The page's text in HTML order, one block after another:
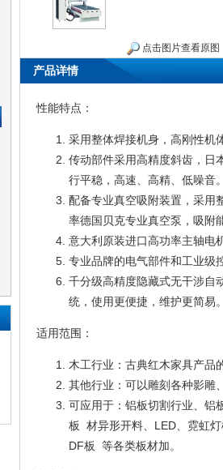
点击图片查看原图
产品详情
性能特点：
采用整体焊接机身，高刚性机
传动部件采用高精度斜齿，日
行平稳，高速、高精、低噪音。
配备专业真空吸附装置，采用
率德国贝克专业真空泵，吸附
意大利原装进口高功率主轴电
专业品牌的电气部件和工业级
千分级高精度隐藏式无干涉自
统，使用更便捷，维护更简易。
适用范围：
木工行业：古典红木家具产品
其他行业：可以雕刻各种影雕
可应用于：铝板切割行业、铝
板 材异形开料、LED、霓虹
DF板 等各类板材加。